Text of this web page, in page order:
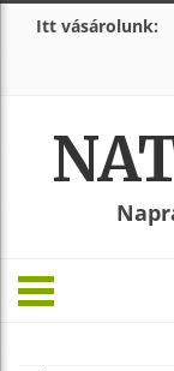
Itt vásárolunk: